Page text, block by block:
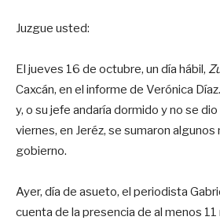
Juzgue usted:
El jueves 16 de octubre, un día hábil,
Caxcán, en el informe de Verónica
y, o su jefe andaría dormido y no se
viernes, en Jeréz, se sumaron
gobierno.
Ayer, día de asueto, el periodista
cuenta de la presencia de al menos